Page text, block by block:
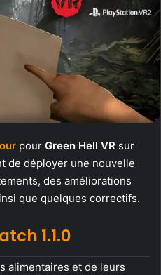
pour Green Hell VR sur
de déployer une nouvelle
des améliorations
que quelques correctifs.
1.1.0
alimentaires et de leurs